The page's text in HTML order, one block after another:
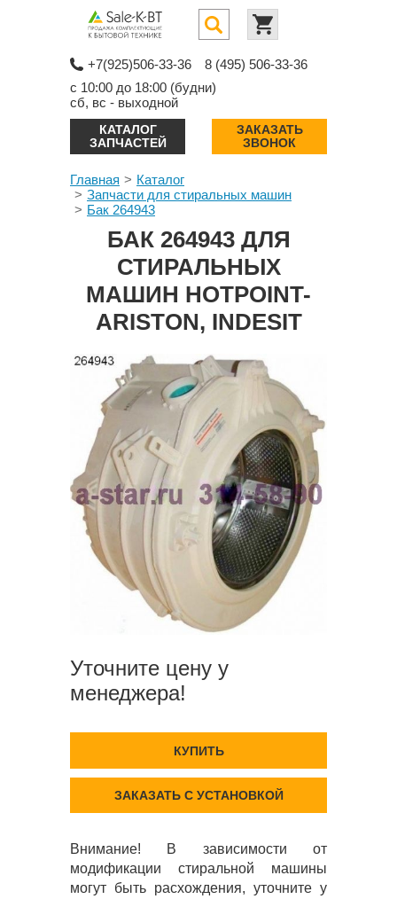
+7(925)506-33-36
8 (495) 506-33-36
с 10:00 до 18:00 (будни)
сб, вс - выходной
КАТАЛОГ
ЗАПЧАСТЕЙ
ЗАКАЗАТЬ
ЗВОНОК
Главная
Каталог
Запчасти для стиральных машин
Бак 264943
БАК 264943 ДЛЯ
СТИРАЛЬНЫХ
МАШИН HOTPOINT-
ARISTON, INDESIT
Уточните цену у
менеджера!
КУПИТЬ
ЗАКАЗАТЬ С УСТАНОВКОЙ
Внимание! В зависимости от
модификации стиральной машины
могут быть расхождения, уточните у